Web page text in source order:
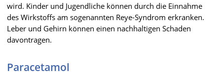
wird. Kinder und Jugendliche können durch die Einnahme
des Wirkstoffs am sogenannten Reye-Syndrom erkranken.
Leber und Gehirn können einen nachhaltigen Schaden
davontragen.
Paracetamol